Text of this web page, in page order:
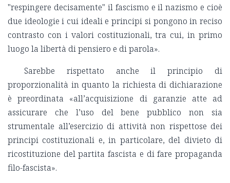
"respingere decisamente" il fascismo e il nazismo e cioè
due ideologie i cui ideali e principi si pongono in reciso
contrasto con i valori costituzionali, tra cui, in primo
luogo la libertà di pensiero e di parola».
Sarebbe rispettato anche il principio di
proporzionalità in quanto la richiesta di dichiarazione
è preordinata «all’acquisizione di garanzie atte ad
assicurare che l’uso del bene pubblico non sia
strumentale all’esercizio di attività non rispettose dei
principi costituzionali e, in particolare, del divieto di
ricostituzione del partita fascista e di fare propaganda
filo-fascista».